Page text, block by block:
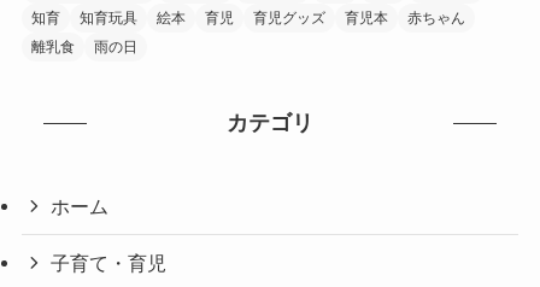
知育
知育玩具 絵本 育児 育児グッズ 育児本
赤ちゃん
離乳食
雨の日
カテゴリ
ホーム
子育て・育児